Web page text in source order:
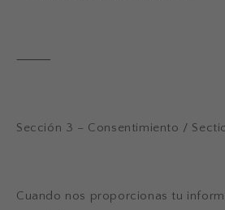
⸻
Sección 3 – Consentimiento /
Cuando nos proporcionas tu